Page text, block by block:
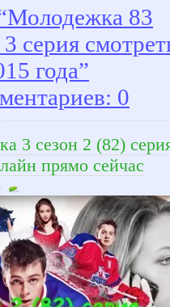
83
серия
года”
0
3 сезон 2 (82)
прямо сейчас